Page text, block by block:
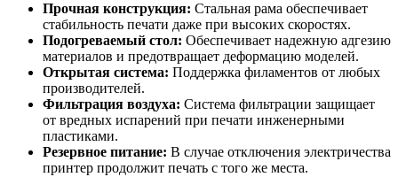
Прочная конструкция: Стальная рама обеспечивает
стабильность печати даже при высоких скоростях.
Подогреваемый стол: Обеспечивает надежную адгезию
материалов и предотвращает деформацию моделей.
Открытая система: Поддержка филаментов от любых
производителей.
Фильтрация воздуха: Система фильтрации защищает
от вредных испарений при печати инженерными
пластиками.
Резервное питание: В случае отключения электричества
принтер продолжит печать с того же места.